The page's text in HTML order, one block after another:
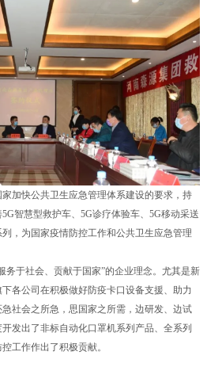
加快公共卫生应急管理体系建设的要求，持
智慧型救护车、5G诊疗体验车、5G移动采送
，为国家疫情防控工作和公共卫生应急管理
于社会、贡献于国家”的企业理念。尤其是新
各公司在积极做好防疫卡口设备支援、助力
社会之所急，思国家之所需，边研发、边试
发出了非标自动化口罩机系列产品、全系列
工作作出了积极贡献。